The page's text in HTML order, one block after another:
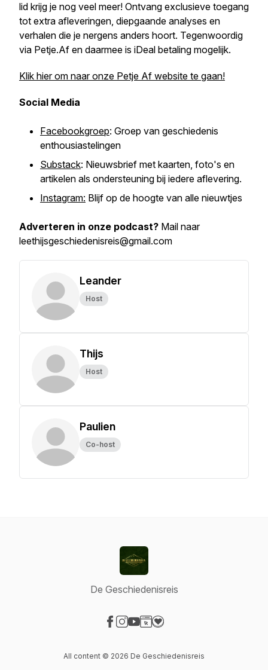
lid krijg je nog veel meer! Ontvang exclusieve toegang
tot extra afleveringen, diepgaande analyses en
verhalen die je nergens anders hoort. Tegenwoordig
via Petje.Af en daarmee is iDeal betaling mogelijk.
Klik hier om naar onze Petje Af website te gaan!
Social Media
Facebookgroep: Groep van geschiedenis
enthousiastelingen
Substack: Nieuwsbrief met kaarten, foto's en
artikelen als ondersteuning bij iedere aflevering.
Instagram: Blijf op de hoogte van alle nieuwtjes
Adverteren in onze podcast? Mail naar
leethijsgeschiedenisreis@gmail.com
Leander
Host
Thijs
Host
Paulien
Co-host
De Geschiedenisreis
All content © 2026 De Geschiedenisreis